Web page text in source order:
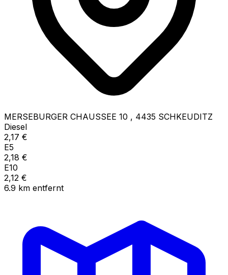
MERSEBURGER CHAUSSEE 10 , 4435 SCHKEUDITZ
Diesel
2,17 €
E5
2,18 €
E10
2,12 €
6.9 km entfernt